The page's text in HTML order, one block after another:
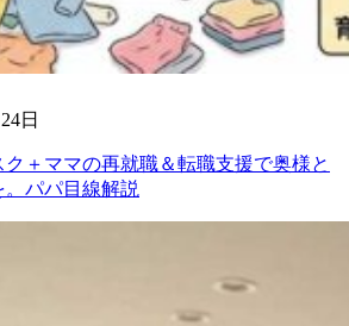
日
＋ママの再就職＆転職支援で奥様と
パパ目線解説